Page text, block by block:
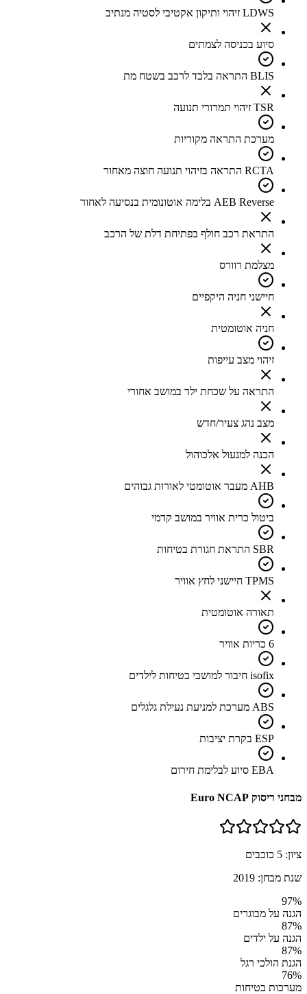
LDWS זיהוי ותיקון אקטיבי לסטיה מנתיב
סיוע בכניסה לצמתים
BLIS התראה בלבד לרכב בשטח מת
TSR זיהוי תמרורי תנועה
מערכת התראה מקוריות
RCTA התראה בזיהוי תנועה חוצה מאחור
AEB Reverse בלימה אוטונומית בנסיעה לאחור
התראת רכב חולף בפתיחת דלת של הרכב
מצלמת רוורס
חיישני חניה היקפיים
חניה אוטומטית
זיהוי מצב עייפות
התראה על שכחת ילד במושב אחורי
מצב נהג צעיר/חדש
הכנה למנעול אלכוהול
AHB מעבר אוטומטי לאורות גבוהים
ביטול כרית אוויר במושב קדמי
SBR התראת חגורת בטיחות
TPMS חיישני לחץ אוויר
תאורה אוטומטית
6 כריות אוויר
isofix חיבור למושבי בטיחות לילדים
ABS מערכת למניעת נעילת גלגלים
ESP בקרת יציבות
EBA סיוע לבלימת חירום
מבחני ריסוק Euro NCAP
ציון: 5 כוכבים
שנת מבחן: 2019
97%
הגנה על מבוגרים
87%
הגנה על ילדים
87%
הגנת הולכי רגל
76%
מערכות בטיחות